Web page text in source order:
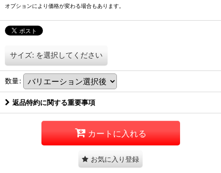
オプションにより価格が変わる場合もあります。
サイズ: を選択してください
数量:
返品特約に関する重要事項
カートに入れる
お気に入り登録